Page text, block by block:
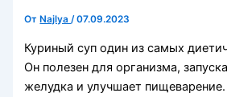
От Najlya/07.09.2023
Куриный суп один из самых
Он полезен для организма,
желудка и улучшает